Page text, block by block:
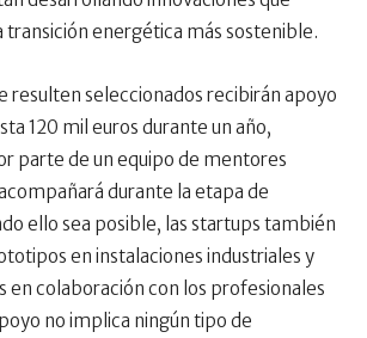
transición energética más sostenible.
resulten seleccionados recibirán apoyo
120 mil euros durante un año,
parte de un equipo de mentores
durante la etapa de
ello sea posible, las startups también
en instalaciones industriales y
en colaboración con los profesionales
no implica ningún tipo de